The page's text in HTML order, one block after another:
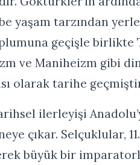
yaşam tarzından
geçişle birlikte
ve Maniheizm gibi
olarak tarihe
ilerleyişi
çıkar. Selçuklular,
büyük bir